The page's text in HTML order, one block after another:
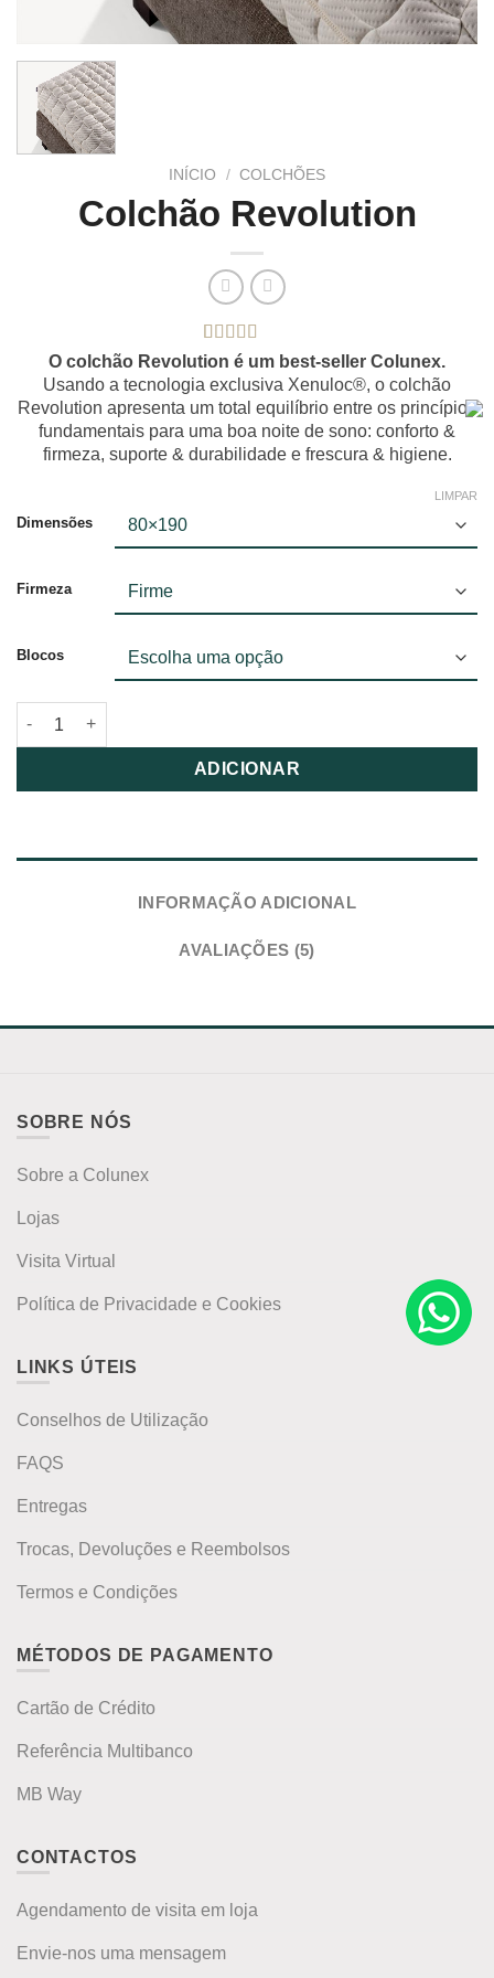
INÍCIO / COLCHÕES
Colchão Revolution
Classificado
4.80
em 5 com
base em
5
classificações
de clientes
O colchão Revolution é um best-seller Colunex.
Usando a tecnologia exclusiva Xenuloc®, o colchão
Revolution apresenta um total equilíbrio entre os princípios
fundamentais para uma boa noite de sono: conforto &
firmeza, suporte & durabilidade e frescura & higiene.
Dimensões
Firmeza
Blocos
LIMPAR
ADICIONAR
INFORMAÇÃO ADICIONAL
AVALIAÇÕES (5)
SOBRE NÓS
Sobre a Colunex
Lojas
Visita Virtual
Política de Privacidade e Cookies
LINKS ÚTEIS
Conselhos de Utilização
FAQS
Entregas
Trocas, Devoluções e Reembolsos
Termos e Condições
MÉTODOS DE PAGAMENTO
Cartão de Crédito
Referência Multibanco
MB Way
CONTACTOS
Agendamento de visita em loja
Envie-nos uma mensagem
Demo Title